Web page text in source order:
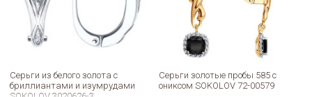
Серьги из белого золота с
бриллиантами и изумрудами
Серьги золотые пробы 585 с
ониксом SOKOLOV 72-00579